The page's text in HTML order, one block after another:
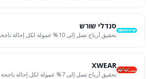
סנדלי שורש
تحقيق أرباح تصل إلى 10% عمولة لكل إحالة ناجحة
XWEAR
تحقيق أرباح تصل إلى 7% عمولة لكل إحالة ناجحة